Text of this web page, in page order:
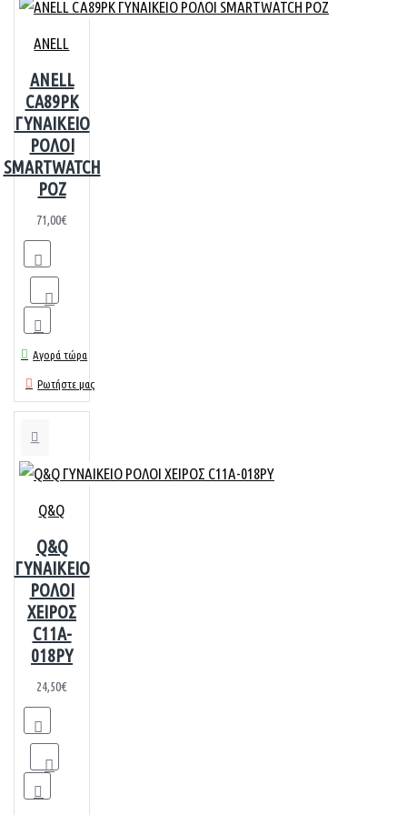
ANELL
ANELL
CA89PK
ΓΥΝΑΙΚΕΙΟ
ΡΟΛΟΙ
SMARTWATCH
ΡΟΖ
71,00€
Αγορά τώρα
Ρωτήστε μας
Q&Q
Q&Q
ΓΥΝΑΙΚΕΙΟ
ΡΟΛΟΙ
ΧΕΙΡΟΣ
C11A-
018PY
24,50€